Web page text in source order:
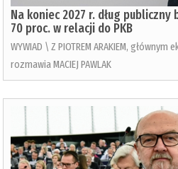
Na koniec 2027 r. dług publiczny
70 proc. w relacji do PKB
WYWIAD \ Z PIOTREM ARAKIEM,
rozmawia MACIEJ PAWLAK